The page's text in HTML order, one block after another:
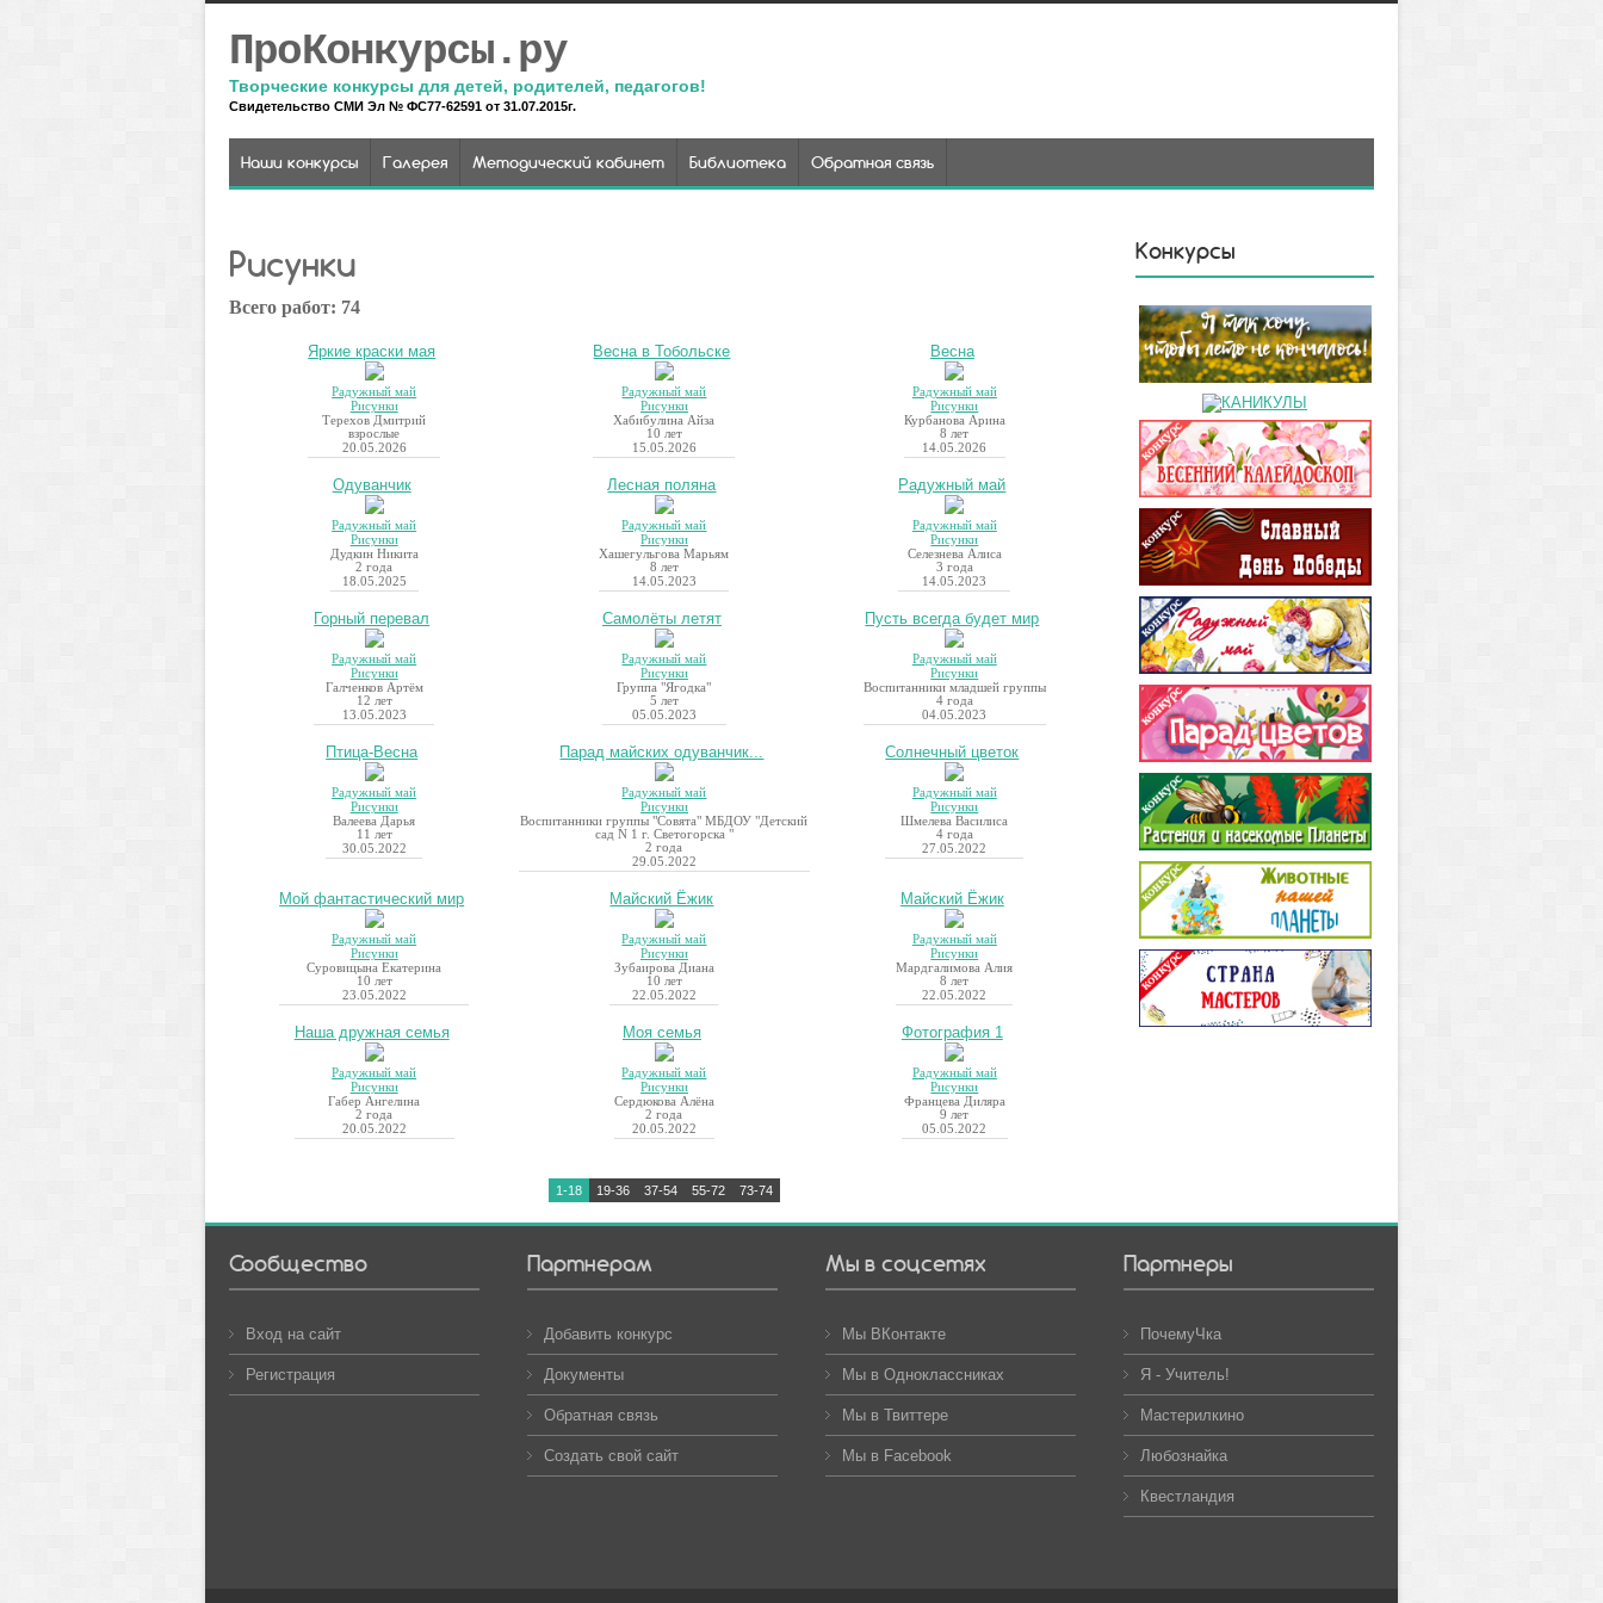
ПроКонкурсы.ру
Творческие конкурсы для детей, родителей, педагогов!
Свидетельство СМИ Эл № ФС77-62591 от 31.07.2015г.
Наши конкурсы Галерея Методический кабинет Библиотека Обратная связь
Рисунки
Всего работ: 74
Яркие краски мая
Радужный май
Рисунки
Терехов Дмитрий
взрослые
20.05.2026
Весна в Тобольске
Радужный май
Рисунки
Хабибулина Айза
10 лет
15.05.2026
Весна
Радужный май
Рисунки
Курбанова Арина
8 лет
14.05.2026
Одуванчик
Радужный май
Рисунки
Дудкин Никита
2 года
18.05.2025
Лесная поляна
Радужный май
Рисунки
Хашегульгова Марьям
8 лет
14.05.2023
Радужный май
Радужный май
Рисунки
Селезнева Алиса
3 года
14.05.2023
Горный перевал
Радужный май
Рисунки
Галченков Артём
12 лет
13.05.2023
Самолёты летят
Радужный май
Рисунки
Группа "Ягодка"
5 лет
05.05.2023
Пусть всегда будет мир
Радужный май
Рисунки
Воспитанники младшей группы
4 года
04.05.2023
Птица-Весна
Радужный май
Рисунки
Валеева Дарья
11 лет
30.05.2022
Парад майских одуванчик...
Радужный май
Рисунки
Воспитанники группы "Совята" МБДОУ "Детский
сад N 1 г. Светогорска "
2 года
29.05.2022
Солнечный цветок
Радужный май
Рисунки
Шмелева Василиса
4 года
27.05.2022
Мой фантастический мир
Радужный май
Рисунки
Суровицына Екатерина
10 лет
23.05.2022
Майский Ёжик
Радужный май
Рисунки
Зубаирова Диана
10 лет
22.05.2022
Майский Ёжик
Радужный май
Рисунки
Мардгалимова Алия
8 лет
22.05.2022
Наша дружная семья
Радужный май
Рисунки
Габер Ангелина
2 года
20.05.2022
Моя семья
Радужный май
Рисунки
Сердюкова Алёна
2 года
20.05.2022
Фотография 1
Радужный май
Рисунки
Францева Диляра
9 лет
05.05.2022
1-18 19-36 37-54 55-72 73-74
Конкурсы
Сообщество
Вход на сайт
Регистрация
Партнерам
Добавить конкурс
Документы
Обратная связь
Создать свой сайт
Мы в соцсетях
Мы ВКонтакте
Мы в Одноклассниках
Мы в Твиттере
Мы в Facebook
Партнеры
ПочемуЧка
Я - Учитель!
Мастерилкино
Любознайка
Квестландия